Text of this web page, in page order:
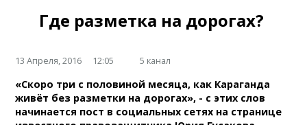
Где разметка на дорогах?
13 Апреля, 2016 12:05 5 канал
«Скоро три с половиной месяца, как Караганда
живёт без разметки на дорогах», - с этих слов
начинается пост в социальных сетях на странице